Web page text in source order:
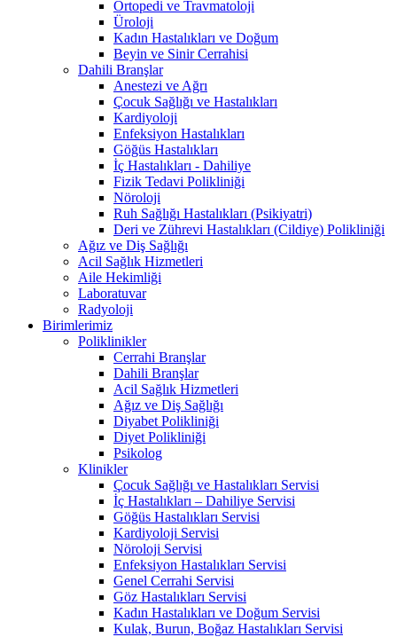
Ortopedi ve Travmatoloji
Üroloji
Kadın Hastalıkları ve Doğum
Beyin ve Sinir Cerrahisi
Dahili Branşlar
Anestezi ve Ağrı
Çocuk Sağlığı ve Hastalıkları
Kardiyoloji
Enfeksiyon Hastalıkları
Göğüs Hastalıkları
İç Hastalıkları - Dahiliye
Fizik Tedavi Polikliniği
Nöroloji
Ruh Sağlığı Hastalıkları (Psikiyatri)
Deri ve Zührevi Hastalıkları (Cildiye) Polikliniği
Ağız ve Diş Sağlığı
Acil Sağlık Hizmetleri
Aile Hekimliği
Laboratuvar
Radyoloji
Birimlerimiz
Poliklinikler
Cerrahi Branşlar
Dahili Branşlar
Acil Sağlık Hizmetleri
Ağız ve Diş Sağlığı
Diyabet Polikliniği
Diyet Polikliniği
Psikolog
Klinikler
Çocuk Sağlığı ve Hastalıkları Servisi
İç Hastalıkları – Dahiliye Servisi
Göğüs Hastalıkları Servisi
Kardiyoloji Servisi
Nöroloji Servisi
Enfeksiyon Hastalıkları Servisi
Genel Cerrahi Servisi
Göz Hastalıkları Servisi
Kadın Hastalıkları ve Doğum Servisi
Kulak, Burun, Boğaz Hastalıkları Servisi